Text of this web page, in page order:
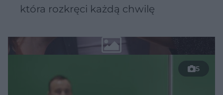
która rozkręci każdą chwilę
5